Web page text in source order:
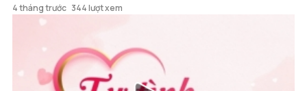
4 tháng trước 344 lượt xem